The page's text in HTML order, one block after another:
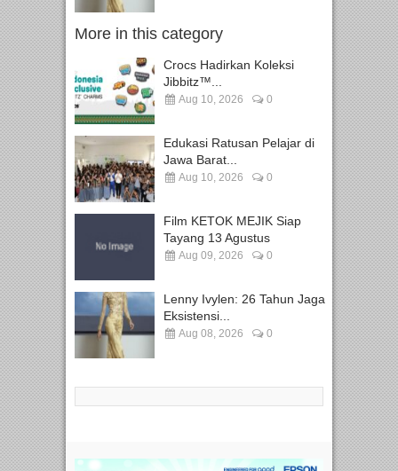
More in this category
Crocs Hadirkan Koleksi
Jibbitz™...
Aug 10, 2026 0
Edukasi Ratusan Pelajar di
Jawa Barat...
Aug 10, 2026 0
Film KETOK MEJIK Siap
Tayang 13 Agustus
Aug 09, 2026 0
Lenny Ivylen: 26 Tahun Jaga
Eksistensi...
Aug 08, 2026 0